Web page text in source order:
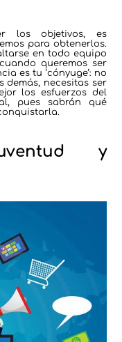
los objetivos, es
para obtenerlos.
en todo equipo
queremos ser
es tu ‘cónyuge’: no
demás, necesitas ser
los esfuerzos del
pues sabrán qué
y